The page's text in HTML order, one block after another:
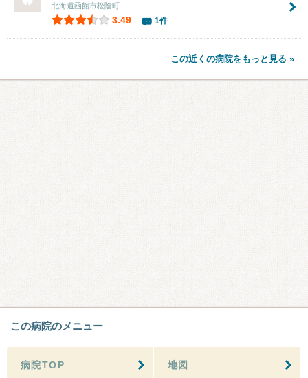
北海道函館市松陰町
3.49 1件
この近くの病院をもっと見る »
この病院のメニュー
病院TOP 地図